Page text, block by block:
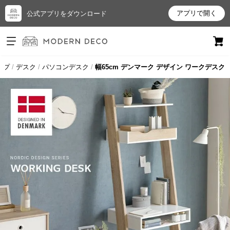
公式アプリをダウンロード アプリで開く
ログイン
新規会員登録
お
り
イ
テ
ム
最
プ デスク パソコンデスク 幅65cm デンマーク デザイン ワークデスク